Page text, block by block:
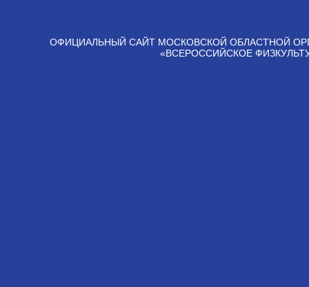
ОФИЦИАЛЬНЫЙ САЙТ МОСКОВСКОЙ ОБЛАСТНОЙ
«ВСЕРОССИЙСКОЕ